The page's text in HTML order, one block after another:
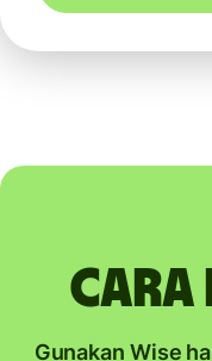
Cara
Gunakan Wise